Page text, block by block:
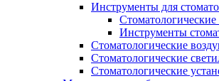
Инструменты для
Инструменты
Стоматологические
Стоматологические
Стоматологические